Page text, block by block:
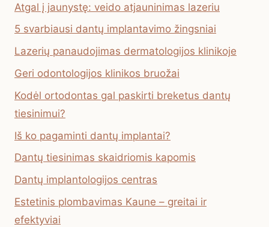
Atgal į jaunystę: veido atjauninimas lazeriu
5 svarbiausi dantų implantavimo žingsniai
Lazerių panaudojimas dermatologijos klinikoje
Geri odontologijos klinikos bruožai
Kodėl ortodontas gal paskirti breketus dantų
tiesinimui?
Iš ko pagaminti dantų implantai?
Dantų tiesinimas skaidriomis kapomis
Dantų implantologijos centras
Estetinis plombavimas Kaune – greitai ir
efektyviai